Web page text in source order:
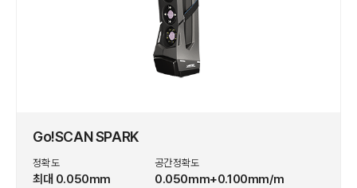
Go!SCAN SPARK
정확도
최대 0.050mm
공간정확도
0.050mm+0.100mm/m